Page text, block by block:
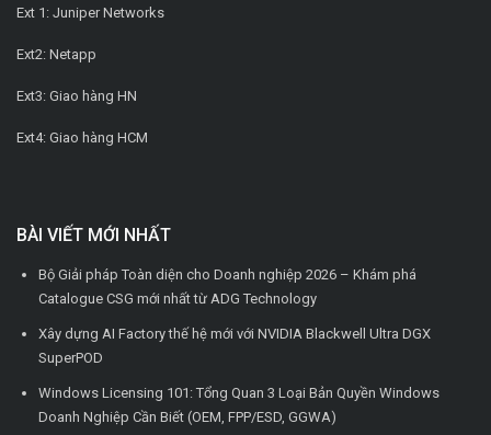
Ext 1: Juniper Networks
Ext2: Netapp
Ext3: Giao hàng HN
Ext4: Giao hàng HCM
BÀI VIẾT MỚI NHẤT
Bộ Giải pháp Toàn diện cho Doanh nghiệp 2026 – Khám phá
Catalogue CSG mới nhất từ ADG Technology
Xây dựng AI Factory thế hệ mới với NVIDIA Blackwell Ultra DGX
SuperPOD
Windows Licensing 101: Tổng Quan 3 Loại Bản Quyền Windows
Doanh Nghiệp Cần Biết (OEM, FPP/ESD, GGWA)